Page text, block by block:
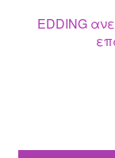
EDDING